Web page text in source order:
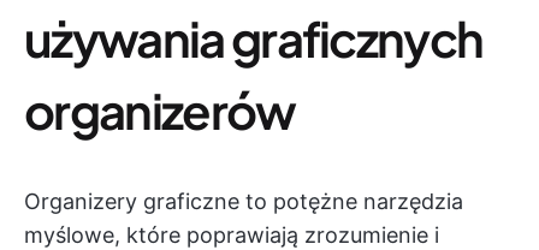
używania graficznych
organizerów
Organizery graficzne to potężne narzędzia
myślowe, które poprawiają zrozumienie i